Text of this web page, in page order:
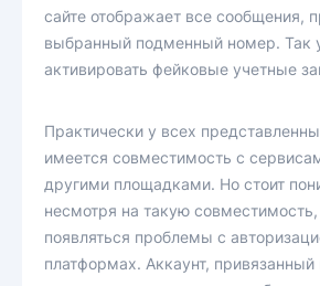
сайте отображает все сообщения,
выбранный подменный номер. Так
активировать фейковые учетные
Практически у всех
имеется совместимость с
другими площадками. Но стоит
несмотря на такую совместимость,
появляться проблемы с
платформах. Аккаунт,